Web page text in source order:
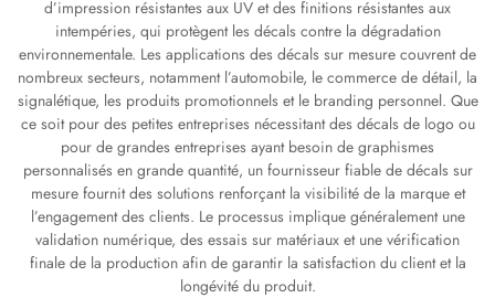
d’impression résistantes aux UV et des finitions résistantes aux
intempéries, qui protègent les décals contre la dégradation
environnementale. Les applications des décals sur mesure couvrent de
nombreux secteurs, notamment l’automobile, le commerce de détail, la
signalétique, les produits promotionnels et le branding personnel. Que
ce soit pour des petites entreprises nécessitant des décals de logo ou
pour de grandes entreprises ayant besoin de graphismes
personnalisés en grande quantité, un fournisseur fiable de décals sur
mesure fournit des solutions renforçant la visibilité de la marque et
l’engagement des clients. Le processus implique généralement une
validation numérique, des essais sur matériaux et une vérification
finale de la production afin de garantir la satisfaction du client et la
longévité du produit.